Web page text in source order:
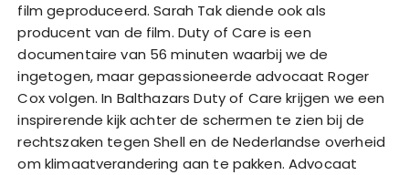
film geproduceerd. Sarah Tak diende ook als
producent van de film. Duty of Care is een
documentaire van 56 minuten waarbij we de
ingetogen, maar gepassioneerde advocaat Roger
Cox volgen. In Balthazars Duty of Care krijgen we een
inspirerende kijk achter de schermen te zien bij de
rechtszaken tegen Shell en de Nederlandse overheid
om klimaatverandering aan te pakken. Advocaat